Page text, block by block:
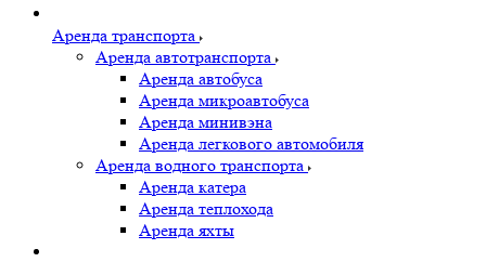
Аренда транспорта
Аренда автотранспорта
Аренда автобуса
Аренда микроавтобуса
Аренда минивэна
Аренда легкового автомобиля
Аренда водного транспорта
Аренда катера
Аренда теплохода
Аренда яхты